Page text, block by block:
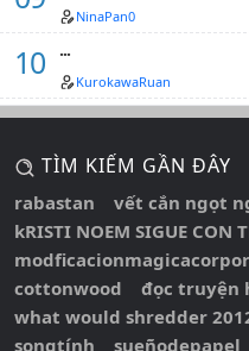
NinaPan0
...
KurokawaRuan
TÌM KIẾM GẦN ĐÂY
rabastan
vết cắn ngọt
kRISTI NOEM SIGUE CON
cottonwood
đọc truyện
what would shredder
songtính
sueñodepapel